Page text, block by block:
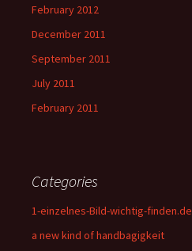
February 2012
December 2011
September 2011
July 2011
February 2011
Categories
1-einzelnes-Bild-wichtig-finden.de
a new kind of handbagigkeit